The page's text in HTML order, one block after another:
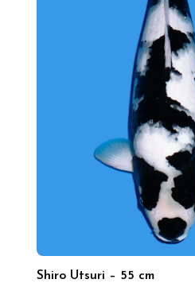
Shiro Utsuri – 55 cm